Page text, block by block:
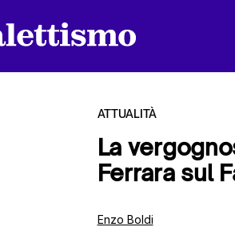
ATTUALITÀ
La
Ferrara sul
Enzo Boldi